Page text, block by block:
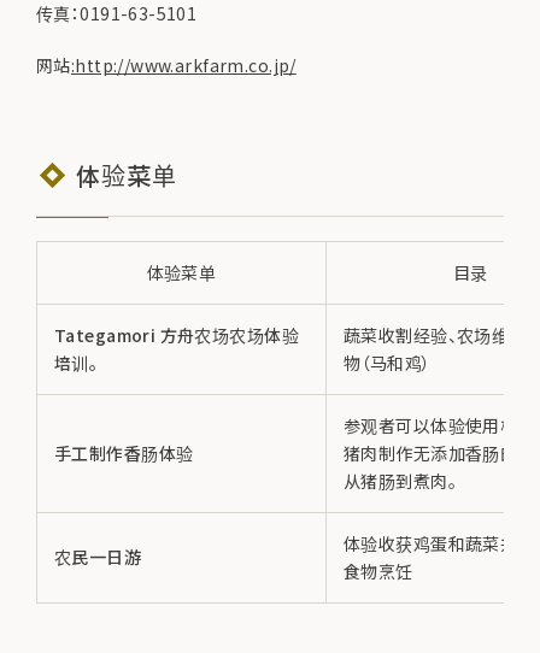
传真：0191-63-5101
网站:http://www.arkfarm.co.jp/
体验菜单
体验菜单 目录
Tategamori 方舟农场农场体验
培训。
蔬菜收割经验、农场维护
物（马和鸡）
手工制作香肠体验
参观者可以体验使用楯加
猪肉制作无添加香肠的过
从猪肠到煮肉。
农民一日游
体验收获鸡蛋和蔬菜并用
食物烹饪